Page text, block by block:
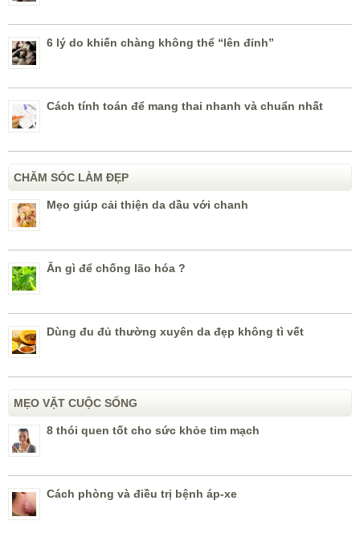
6 lý do khiến chàng không thể “lên đỉnh”
Cách tính toán để mang thai nhanh và chuẩn nhất
CHĂM SÓC LÀM ĐẸP
Mẹo giúp cải thiện da dầu với chanh
Ăn gì để chống lão hóa ?
Dùng đu đủ thường xuyên da đẹp không tì vết
MẸO VẶT CUỘC SỐNG
8 thói quen tốt cho sức khỏe tim mạch
Cách phòng và điều trị bệnh áp-xe